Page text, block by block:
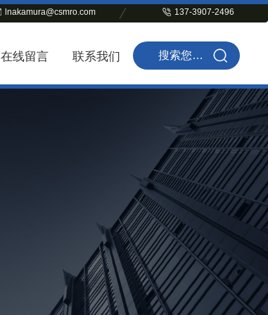
lnakamura@csmro.com 137-3907-2496
在线留言 联系我们